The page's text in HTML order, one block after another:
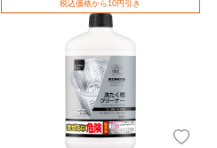
税込価格から10円引き